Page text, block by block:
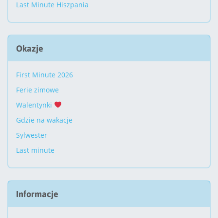
Last Minute Hiszpania
Okazje
First Minute 2026
Ferie zimowe
Walentynki
Gdzie na wakacje
Sylwester
Last minute
Informacje